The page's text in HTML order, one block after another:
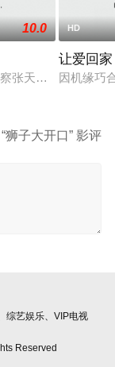
杀人事件，勘案过
10.0
张天盛遇上一起离
HD
让爱回家
因机缘巧
狮子大开口” 影评
综艺娱乐、VIP电视
Reserved